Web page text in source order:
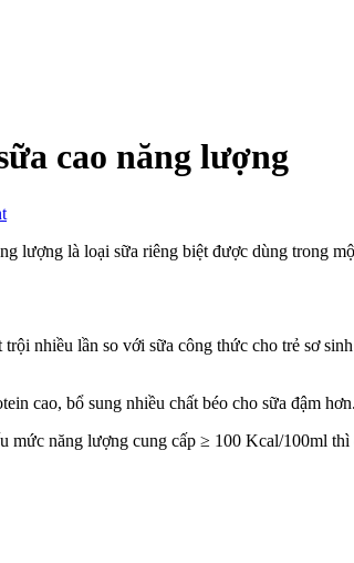
cao năng lượng
on
nan
về
năng
lượng
lượng là loại sữa riêng biệt được dùng trong
nhiều lần so với sữa công thức cho trẻ sơ
cao, bổ sung nhiều chất béo cho sữa đậm hơn.
mức năng lượng cung cấp ≥ 100 Kcal/100ml